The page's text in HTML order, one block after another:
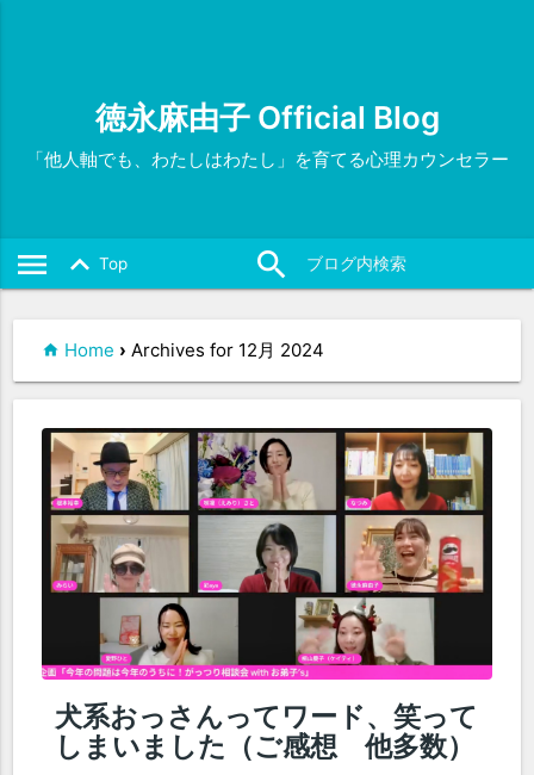
徳永麻由子 Official Blog
「他人軸でも、わたしはわたし」を育てる心理カウンセラー
menu keyboard_arrow_up Top search
Home › Archives for 12月 2024
犬系おっさんってワード、笑って
しまいました（ご感想 他多数）